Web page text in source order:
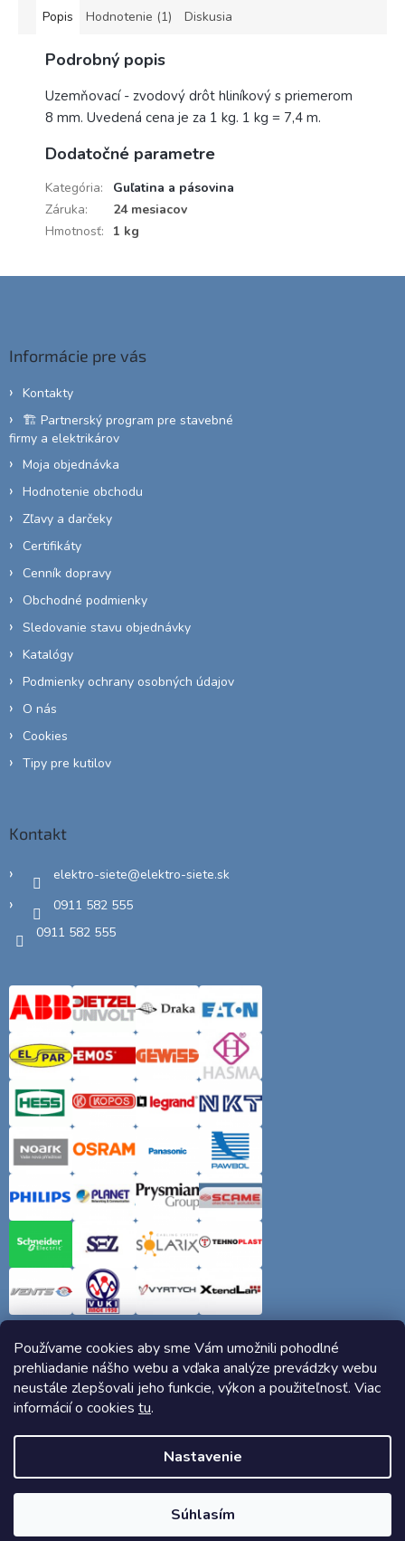
Používame cookies aby sme Vám umožnili pohodlné
prehliadanie nášho webu a vďaka analýze prevádzky webu
neustále zlepšovali jeho funkcie, výkon a použiteľnosť. Viac
informácií o cookies tu.
Nastavenie
Súhlasím
Popis Hodnotenie (1) Diskusia
Podrobný popis
Uzemňovací - zvodový drôt hliníkový s priemerom
8 mm. Uvedená cena je za 1 kg. 1 kg = 7,4 m.
Dodatočné parametre
Kategória:
Guľatina a pásovina
Záruka:
24 mesiacov
Hmotnosť: 1 kg
Informácie pre vás
Kontakty
🏗️ Partnerský program pre stavebné
firmy a elektrikárov
Moja objednávka
Hodnotenie obchodu
Zľavy a darčeky
Certifikáty
Cenník dopravy
Obchodné podmienky
Sledovanie stavu objednávky
Katalógy
Podmienky ochrany osobných údajov
O nás
Cookies
Tipy pre kutilov
Kontakt
elektro-siete@elektro-siete.sk
0911 582 555
0911 582 555
Copyright 2026Elektro-siete.sk. Všetky práva vyhradené.
Vytvoril Shoptet